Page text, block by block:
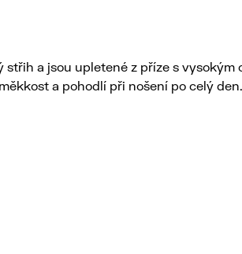
střih a jsou upletené z příze s
a pohodlí při nošení po celý